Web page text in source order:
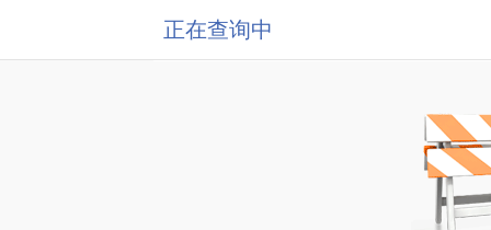
正在查询中